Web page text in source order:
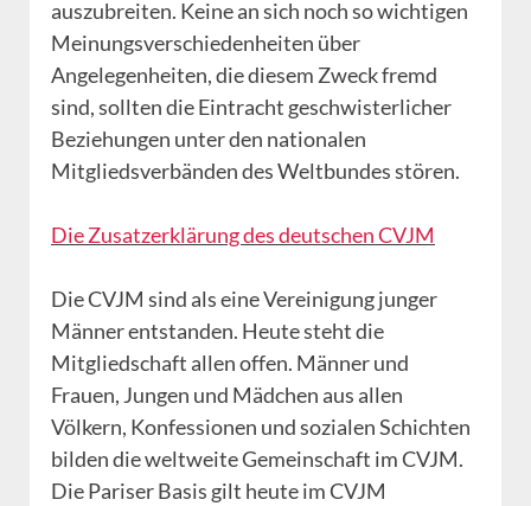
auszubreiten. Keine an sich noch so wichtigen
Meinungsverschiedenheiten über
Angelegenheiten, die diesem Zweck fremd
sind, sollten die Eintracht geschwisterlicher
Beziehungen unter den nationalen
Mitgliedsverbänden des Weltbundes stören.
Die Zusatzerklärung des deutschen CVJM
Die CVJM sind als eine Vereinigung junger
Männer entstanden. Heute steht die
Mitgliedschaft allen offen. Männer und
Frauen, Jungen und Mädchen aus allen
Völkern, Konfessionen und sozialen Schichten
bilden die weltweite Gemeinschaft im CVJM.
Die Pariser Basis gilt heute im CVJM